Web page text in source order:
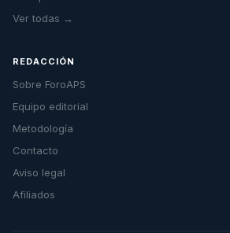
Ver todas →
REDACCIÓN
Sobre ForoAPS
Equipo editorial
Metodología
Contacto
Aviso legal
Afiliados